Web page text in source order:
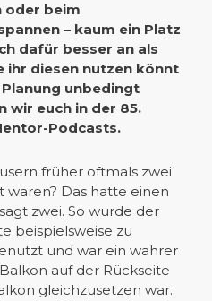
oder beim
– kaum ein Platz
dafür besser an als
ihr diesen nutzen könnt
unbedingt
wir euch in der 85.
Podcasts.
früher oftmals zwei
Das hatte einen
zwei. So wurde der
beispielsweise zu
und war ein wahrer
auf der Rückseite
gleichzusetzen war.